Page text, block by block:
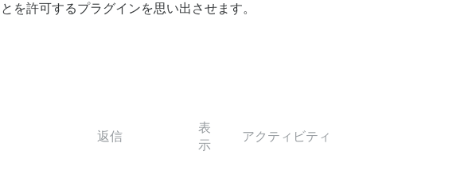
を許可するプラグインを思い出させます。
返信
表
示
アクティビティ